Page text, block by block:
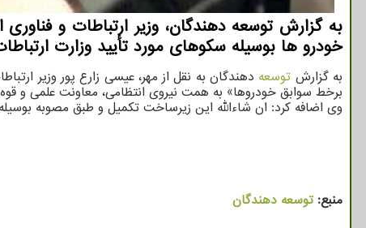
خودرو ها بوسیله سکوهای مورد تأیید وزارت
به گزارش توسعه دهندگان به نقل از مهر، عیسی زارع پور وزیر
برخط سوابق خودروها» به همت نیروی انتظامی، معاونت علمی و
وی اضافه کرد: ان شاءالله این زیرساخت تکمیل و طبق مصوبه
منبع: توسعه دهندگان